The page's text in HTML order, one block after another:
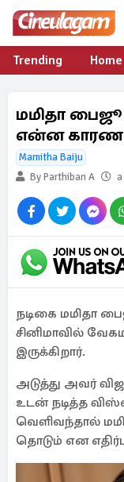
Trending Home
மமிதா பைஜூ
என்ன
Mamitha Baiju
By Parthiban A
நடிகை மமிதா
சினிமாவில்
இருக்கிறார்.
அடுத்து அவர்
உடன் நடித்த
வெளிவந்தால்
தொடும் என